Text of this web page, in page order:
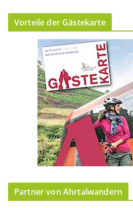
Vorteile der Gästekarte
Partner von Ahrtalwandern